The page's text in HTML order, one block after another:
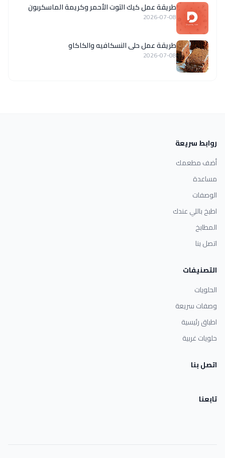
طريقة عمل كيك التوت الأحمر وكريمة الماسكربون
2026-07-08
طريقة عمل حلى النسكافيه والكاكاو
2026-07-08
روابط سريعة
أضف مطعمك
مساعدة
الوصفات
اطبخ باللي عندك
المطابخ
اتصل بنا
التصنيفات
الحلويات
وصفات سريعة
اطباق رئيسية
حلويات غربية
اتصل بنا
تابعنا